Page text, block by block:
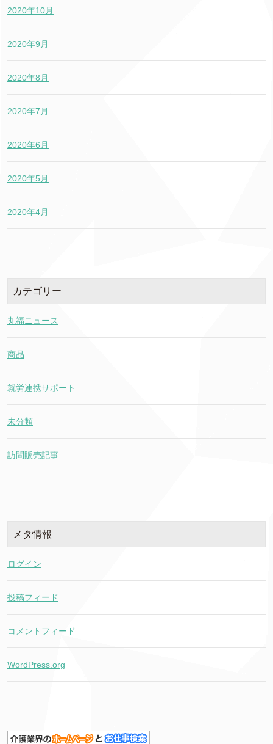
2020年10月
2020年9月
2020年8月
2020年7月
2020年6月
2020年5月
2020年4月
カテゴリー
丸福ニュース
商品
就労連携サポート
未分類
訪問販売記事
メタ情報
ログイン
投稿フィード
コメントフィード
WordPress.org